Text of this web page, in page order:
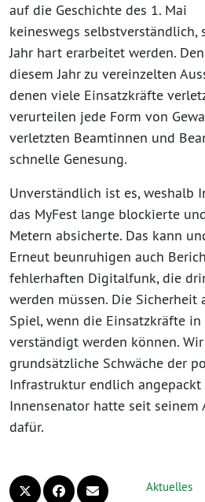
auf die Geschichte des 1. Mai
keineswegs selbstverständlich,
Jahr hart erarbeitet werden.
diesem Jahr zu vereinzelten
denen viele Einsatzkräfte
verurteilen jede Form von
verletzten Beamtinnen und
schnelle Genesung.
Unverständlich ist es, weshalb
das MyFest lange blockierte
Metern absicherte. Das kann
Erneut beunruhigen auch
fehlerhaften Digitalfunk, die
werden müssen. Die Sicherheit
Spiel, wenn die Einsatzkräfte
verständigt werden können.
grundsätzliche Schwäche der
Infrastruktur endlich angepackt
Innensenator hatte seit
dafür.
Aktuelles